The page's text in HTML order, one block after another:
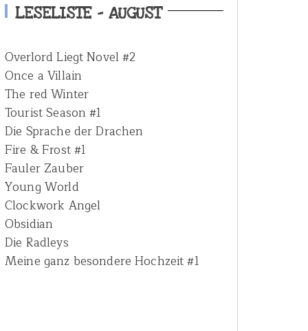
f
r
:
LESELISTE – AUGUST
Overlord Liegt Novel #2
Once a Villain
The red Winter
Tourist Season #1
Die Sprache der Drachen
Fire & Frost #1
Fauler Zauber
Young World
Clockwork Angel
Obsidian
Die Radleys
Meine ganz besondere Hochzeit #1